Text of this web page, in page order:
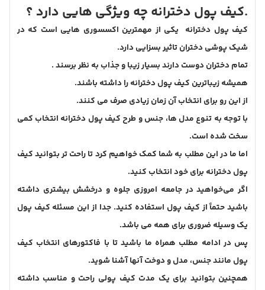
.کیف پول دخترانه چه ویژگی هایی دارد ؟
کیف پول دخترانه یکی از مهمترین اکسسوری هایی است که در
شیک پوشی دختران تاثیر بسزایی دارد.
تمام دختران دوست دارند بسیار زیبا و جذاب به نظر برسند .
همیشه زیباترین کیف پول دخترانه را داشته باشند.
از این رو برای انتخاب آن زمان زیادی صرف می کنند.
با توجه به تنوع مدل ها، جنس و طرح کیف پول دخترانه انتخاب کمی
سخت شده است.
اما ما در این مطلب به شما کمک خواهیم کرد تا راحت تر بتوانید کیف
پول دخترانه برای خود انتخاب کنید.
اگر می‌خواهید در جامعه امروزی جلوه و درخشش بیشتری داشته
باشید حتماً از کیف پول استفاده کنید. جدا از این مسئله کیف پول
یک وسیله ضروری برای همه می باشد.
پس در ادامه مطلب همراه ما باشید تا با فاکتورهای انتخاب کیف
پول مانند جنس، مدل و دوخت آنها آشنا شوید.
همچنین بتوانید برای یک مدت کیف پولی راحت و مناسب داشته